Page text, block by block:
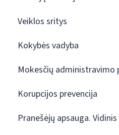
Veiklos sritys
Kokybės vadyba
Mokesčių administravimo
Korupcijos prevencija
Pranešėjų apsauga.